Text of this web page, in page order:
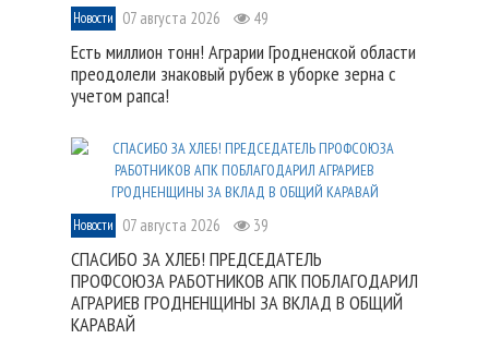
Новости 07 августа 2026 49
Есть миллион тонн! Аграрии Гродненской области
преодолели знаковый рубеж в уборке зерна с
учетом рапса!
Новости 07 августа 2026 39
СПАСИБО ЗА ХЛЕБ! ПРЕДСЕДАТЕЛЬ
ПРОФСОЮЗА РАБОТНИКОВ АПК ПОБЛАГОДАРИЛ
АГРАРИЕВ ГРОДНЕНЩИНЫ ЗА ВКЛАД В ОБЩИЙ
КАРАВАЙ